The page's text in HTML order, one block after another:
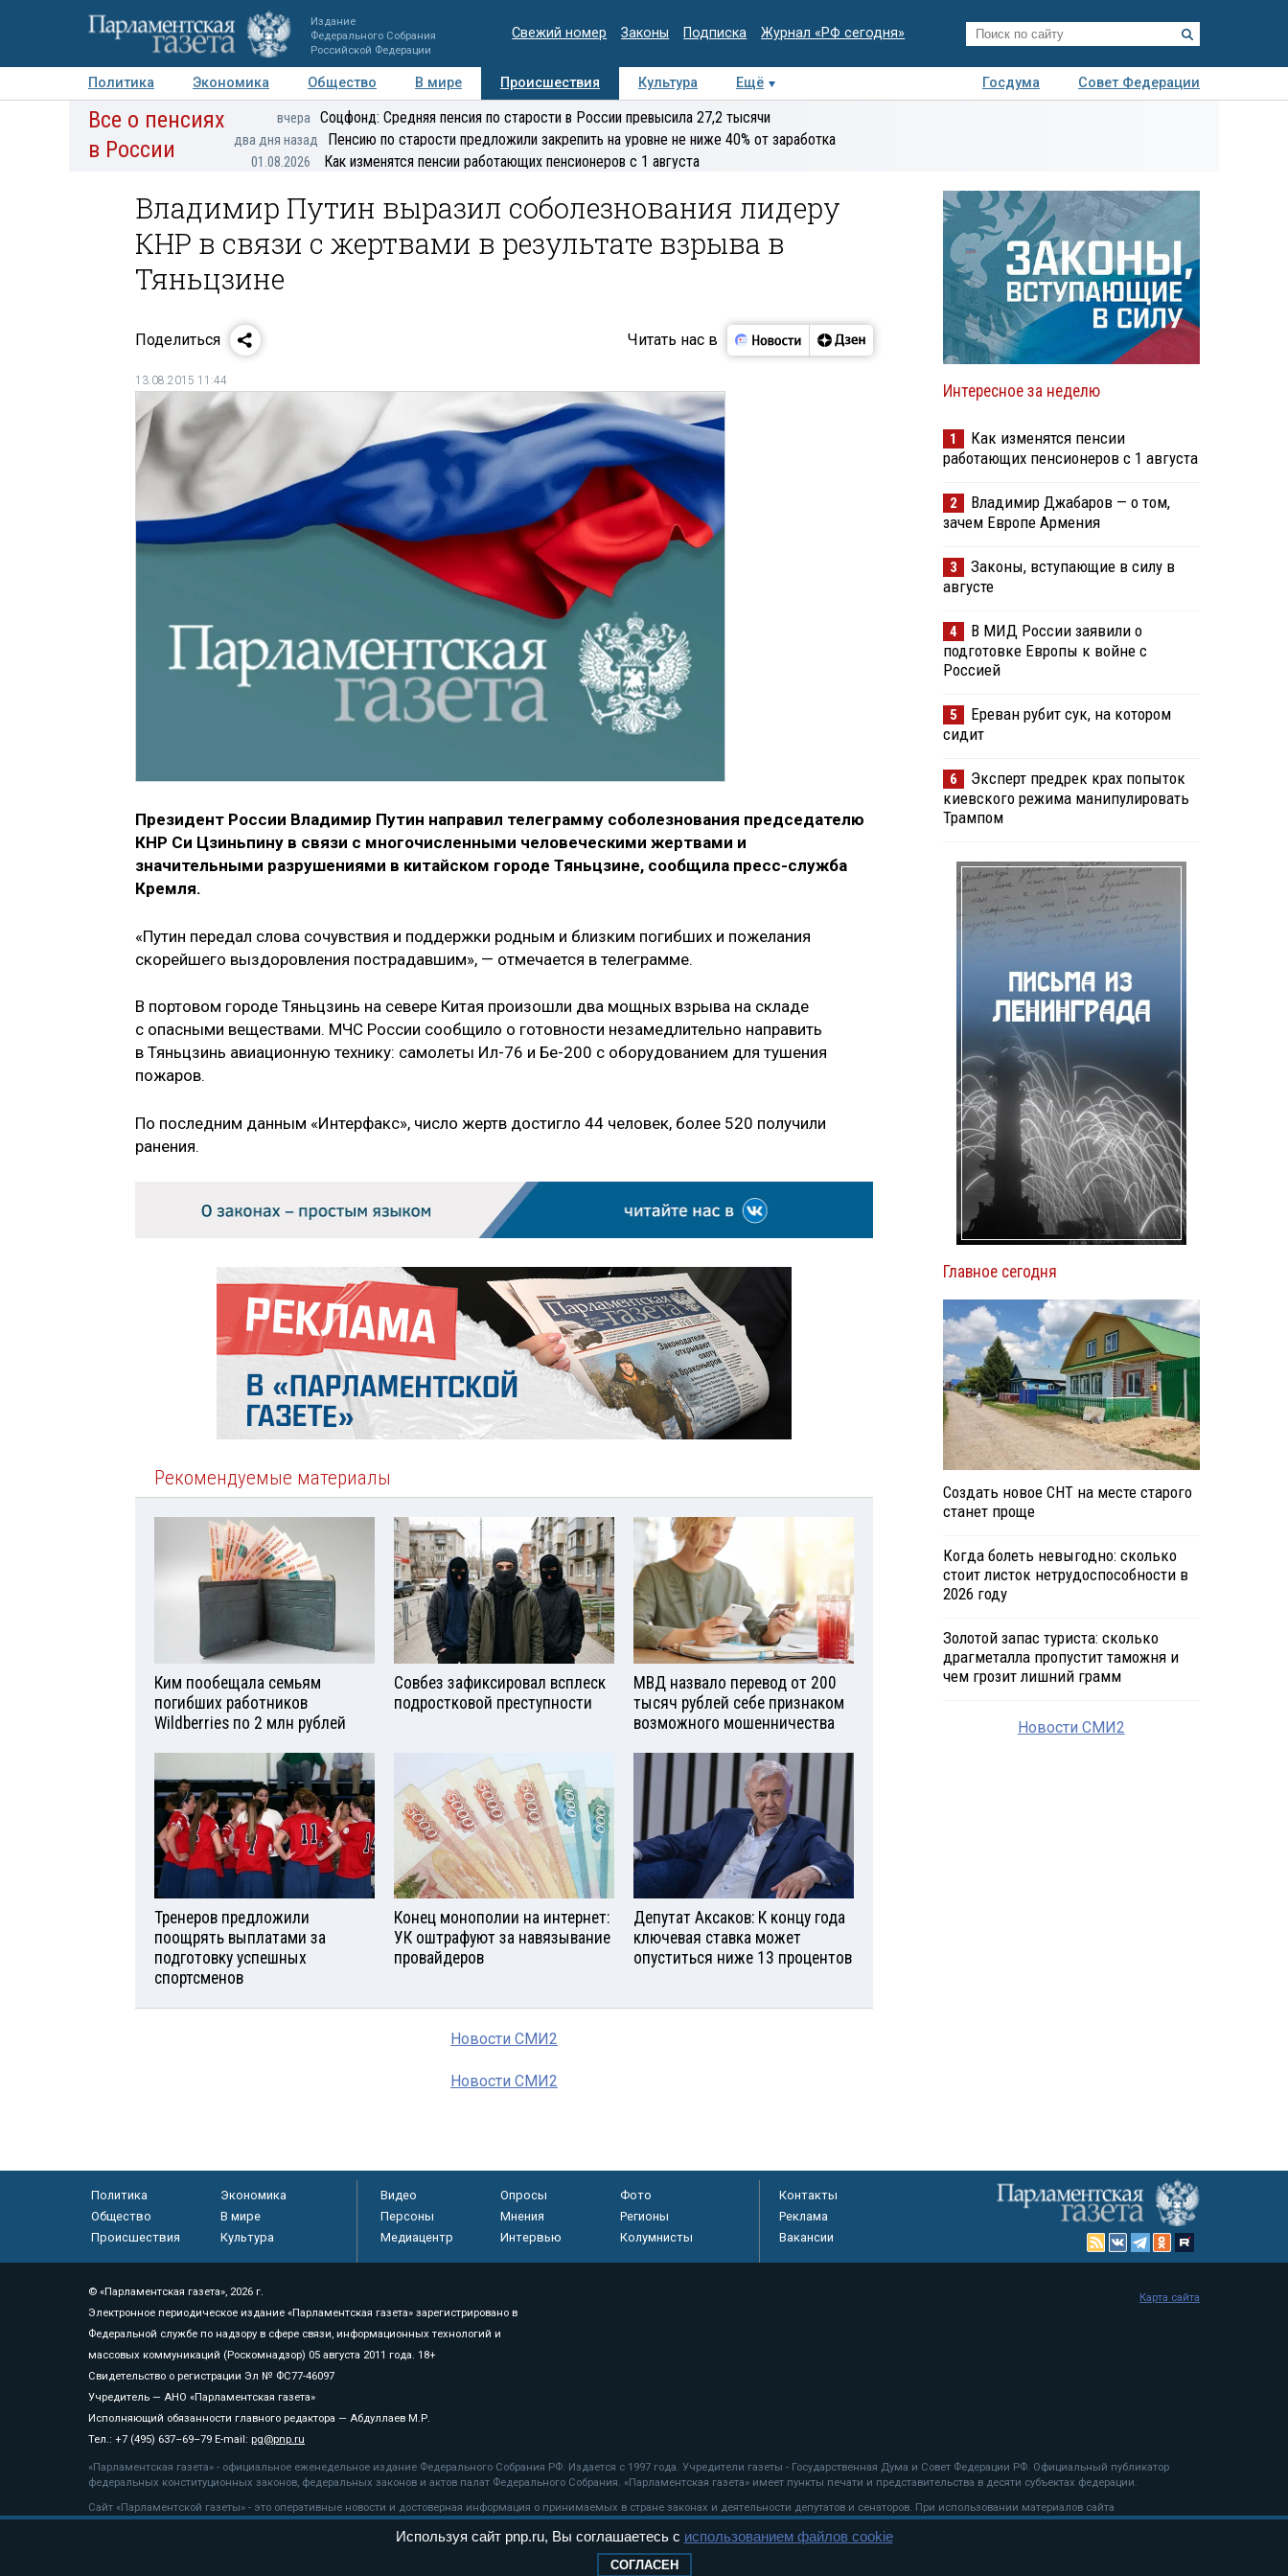
Издание
Федерального Собрания
Российской Федерации
Свежий номер Законы Подписка Журнал «РФ сегодня»
Политика Экономика Общество В мире Происшествия Культура Ещё Госдума
Совет Федерации
Авторы Персоны Мнения Регионы Медиацентр Интервью Колумнисты
экспертиза
Все о пенсиях
в России
вчера Соцфонд: Средняя пенсия по старости в России превысила 27,2 тысячи
два дня назад Пенсию по старости предложили закрепить на уровне не ниже 40% от заработка
01.08.2026 Как изменятся пенсии работающих пенсионеров с 1 августа
Владимир Путин выразил соболезнования лидеру
КНР в связи с жертвами в результате взрыва в
Тяньцзине
Поделиться Читать нас в
13.08.2015 11:44
Президент России Владимир Путин направил телеграмму соболезнования председателю
КНР Си Цзиньпину в связи с многочисленными человеческими жертвами и
значительными разрушениями в китайском городе Тяньцзине, сообщила пресс-служба
Кремля.
«Путин передал слова сочувствия и поддержки родным и близким погибших и пожелания
скорейшего выздоровления пострадавшим», — отмечается в телеграмме.
В портовом городе Тяньцзинь на севере Китая произошли два мощных взрыва на складе
с опасными веществами. МЧС России сообщило о готовности незамедлительно направить
в Тяньцзинь авиационную технику: самолеты Ил-76 и Бе-200 с оборудованием для тушения
пожаров.
По последним данным «Интерфакс», число жертв достигло 44 человек, более 520 получили
ранения.
Рекомендуемые материалы
Ким пообещала семьям
погибших работников
Wildberries по 2 млн рублей
Совбез зафиксировал всплеск
подростковой преступности
МВД назвало перевод от 200
тысяч рублей себе признаком
возможного мошенничества
Тренеров предложили
поощрять выплатами за
подготовку успешных
спортсменов
Конец монополии на интернет:
УК оштрафуют за навязывание
провайдеров
Депутат Аксаков: К концу года
ключевая ставка может
опуститься ниже 13 процентов
Новости СМИ2
Новости СМИ2
Интересное за неделю
1
Как изменятся пенсии
работающих пенсионеров с 1 августа
2
Владимир Джабаров — о том,
зачем Европе Армения
3
Законы, вступающие в силу в
августе
4
В МИД России заявили о
подготовке Европы к войне с
Россией
5
Ереван рубит сук, на котором
сидит
6
Эксперт предрек крах попыток
киевского режима манипулировать
Трампом
Главное сегодня
Создать новое СНТ на месте старого
станет проще
Когда болеть невыгодно: сколько
стоит листок нетрудоспособности в
2026 году
Золотой запас туриста: сколько
драгметалла пропустит таможня и
чем грозит лишний грамм
Новости СМИ2
Политика
Экономика
Общество
В мире
Происшествия
Культура
Видео Опросы
Фото
Персоны
Мнения
Регионы
Медиацентр
Интервью Колумнисты
Контакты
Реклама
Вакансии
© «Парламентская газета», 2026 г.
Электронное периодическое издание «Парламентская газета» зарегистрировано в
Федеральной службе по надзору в сфере связи, информационных технологий и
массовых коммуникаций (Роскомнадзор) 05 августа 2011 года. 18+
Свидетельство о регистрации Эл № ФС77-46097
Учредитель — АНО «Парламентская газета»
Исполняющий обязанности главного редактора — Абдуллаев М.Р.
Тел.: +7 (495) 637–69–79 E-mail: pg@pnp.ru
«Парламентская газета» - официальное еженедельное издание Федерального Собрания РФ. Издается с 1997 года. Учредители газеты - Государственная Дума и Совет Федерации РФ. Официальный публикатор
федеральных конституционных законов, федеральных законов и актов палат Федерального Собрания. «Парламентская газета» имеет пункты печати и представительства в десяти субъектах федерации.
Сайт «Парламентской газеты» - это оперативные новости и достоверная информация о принимаемых в стране законах и деятельности депутатов и сенаторов. При использовании материалов сайта
«Парламентской газеты» активная ссылка на pnp.ru обязательна.
рекомендательные технологии
Карта сайта
Используя сайт pnp.ru, Вы соглашаетесь с использованием файлов cookie
СОГЛАСЕН